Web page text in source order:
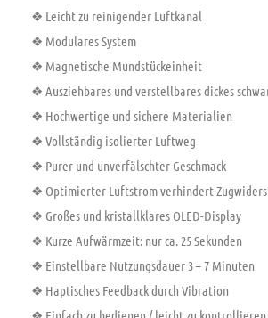
❖ Leicht zu reinigender Luftkanal
❖ Modulares System
❖ Magnetische Mundstückeinheit
❖ Ausziehbares und verstellbares dickes
❖ Hochwertige und sichere Materialien
❖ Vollständig isolierter Luftweg
❖ Purer und unverfälschter Geschmack
❖ Optimierter Luftstrom verhindert
❖ Großes und kristallklares OLED-Display
❖ Kurze Aufwärmzeit: nur ca. 25 Sekunden
❖ Einstellbare Nutzungsdauer 3 – 7 Minuten
❖ Haptisches Feedback durch Vibration